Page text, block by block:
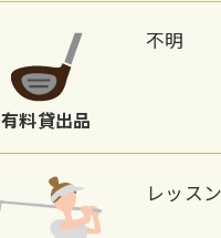
有料貸出品
不明
レッス